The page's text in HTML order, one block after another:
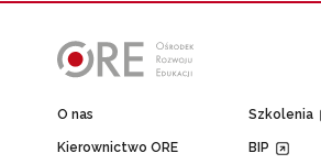
O nas
Kierownictwo ORE
Szkolenia
BIP